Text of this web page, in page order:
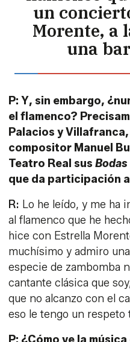
P: Y, sin embargo,
el flamenco?
Palacios y
compositor Manuel
Teatro Real susBodas
R:Lo he leído, y me ha
al flamenco que he
hice con Estrella
muchísimo y admiro
especie de zambomba
cantante clásica que
que no alcanzo con el
eso le tengo un respeto
P: ¿Cómo ve la
R:Pues la música en
su calidad, está
Durante años se han
preparado buenos
primerísimos espadas